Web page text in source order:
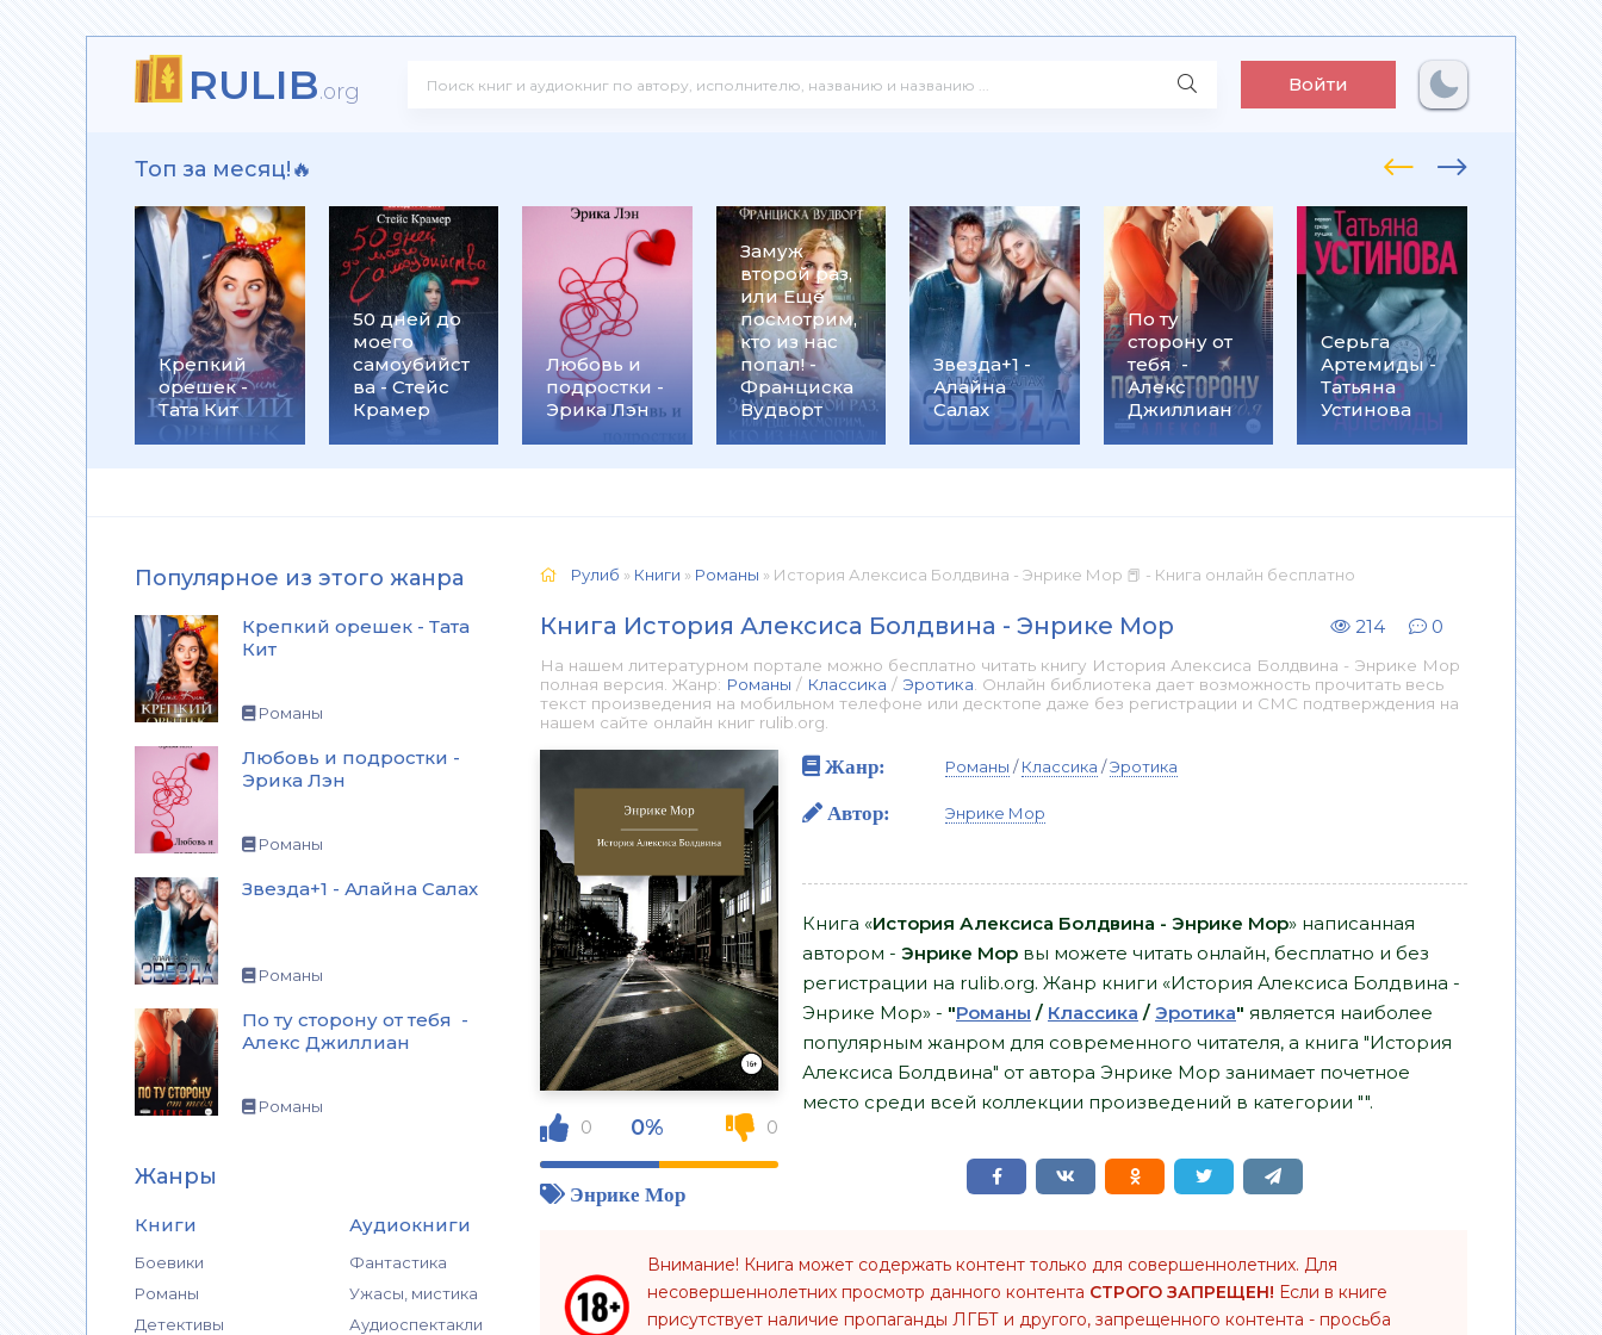
RULIB.org Войти
Топ за месяц!🔥
Крепкий
орешек -
Тата Кит
50 дней до
моего
самоубийст
ва - Стейс
Крамер
Любовь и
подростки -
Эрика Лэн
Замуж
второй раз,
или Ещё
посмотрим,
кто из нас
попал! -
Франциска
Вудворт
Звезда+1 -
Алайна
Салах
По ту
сторону от
тебя -
Алекс
Джиллиан
Серьга
Артемиды -
Татьяна
Устинова
на
- Ольга
Громыко
Популярное из этого жанра
Крепкий орешек - Тата
Кит
Романы
Любовь и подростки -
Эрика Лэн
Романы
Звезда+1 - Алайна Салах
Романы
По ту сторону от тебя -
Алекс Джиллиан
Романы
Жанры
Книги
Боевики
Романы
Детективы
Аудиокниги
Фантастика
Ужасы, мистика
Аудиоспектакли
Рулиб » Книги » Романы » История Алексиса Болдвина - Энрике Мор 📕 - Книга онлайн бесплатно
Книга История Алексиса Болдвина - Энрике Мор 214 0
На нашем литературном портале можно бесплатно читать книгу История Алексиса Болдвина - Энрике Мор
полная версия. Жанр: Романы / Классика / Эротика . Онлайн библиотека дает возможность прочитать весь
текст произведения на мобильном телефоне или десктопе даже без регистрации и СМС подтверждения на
нашем сайте онлайн книг rulib.org.
0 0% 0
Энрике Мор
Жанр: Романы /Классика /Эротика
Автор: Энрике Мор
Книга «История Алексиса Болдвина - Энрике Мор» написанная
автором - Энрике Мор вы можете читать онлайн, бесплатно и без
регистрации на rulib.org. Жанр книги «История Алексиса Болдвина -
Энрике Мор» - "Романы / Классика / Эротика" является наиболее
популярным жанром для современного читателя, а книга "История
Алексиса Болдвина" от автора Энрике Мор занимает почетное
место среди всей коллекции произведений в категории "".
Внимание! Книга может содержать контент только для совершеннолетних. Для
несовершеннолетних просмотр данного контента СТРОГО ЗАПРЕЩЕН! Если в книге
присутствует наличие пропаганды ЛГБТ и другого, запрещенного контента - просьба
Лэн
Джиллиан